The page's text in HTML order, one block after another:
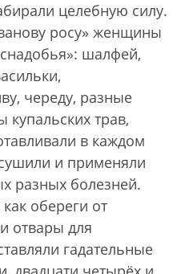
целебную силу.
росу» женщины
шалфей,
череду, разные
купальских трав,
в каждом
и применяли
разных болезней.
обереги от
отвары для
гадательные